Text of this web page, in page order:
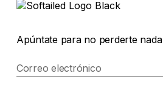
Apúntate para no perderte nada
Correo electrónico